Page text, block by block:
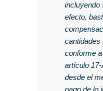
incluyendo
efecto,
cantidades
conforme
artículo 17-
desde el